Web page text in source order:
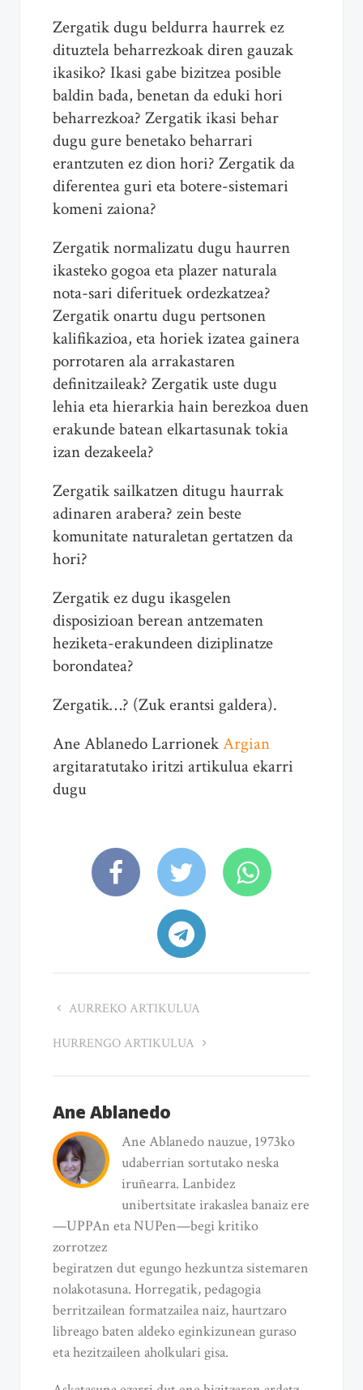
Zergatik dugu beldurra haurrek ez
dituztela beharrezkoak diren gauzak
ikasiko? Ikasi gabe bizitzea posible
baldin bada, benetan da eduki hori
beharrezkoa? Zergatik ikasi behar
dugu gure benetako beharrari
erantzuten ez dion hori? Zergatik da
diferentea guri eta botere-sistemari
komeni zaiona?
Zergatik normalizatu dugu haurren
ikasteko gogoa eta plazer naturala
nota-sari diferituek ordezkatzea?
Zergatik onartu dugu pertsonen
kalifikazioa, eta horiek izatea gainera
porrotaren ala arrakastaren
definitzaileak? Zergatik uste dugu
lehia eta hierarkia hain berezkoa duen
erakunde batean elkartasunak tokia
izan dezakeela?
Zergatik sailkatzen ditugu haurrak
adinaren arabera? zein beste
komunitate naturaletan gertatzen da
hori?
Zergatik ez dugu ikasgelen
disposizioan berean antzematen
heziketa-erakundeen diziplinatze
borondatea?
Zergatik…? (Zuk erantsi galdera).
Ane Ablanedo LarrionekArgian
argitaratutako iritzi artikulua ekarri
dugu
AURREKO ARTIKULUA
HURRENGO ARTIKULUA
Ane Ablanedo
Ane Ablanedo nauzue, 1973ko
udaberrian sortutako neska
iruñearra. Lanbidez
unibertsitate irakaslea banaiz ere
—UPPAn eta NUPen—begi kritiko
zorrotzez
begiratzen dut egungo hezkuntza sistemaren
nolakotasuna. Horregatik, pedagogia
berritzailean formatzailea naiz, haurtzaro
libreago baten aldeko eginkizunean guraso
eta hezitzaileen aholkulari gisa.